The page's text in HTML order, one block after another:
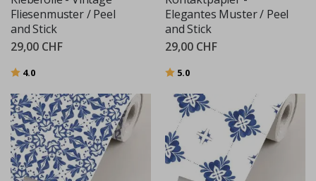
Fliesenmuster / Peel
and Stick
29,00 CHF
Bewertung:
4.0
Elegantes Muster / Peel
and Stick
29,00 CHF
Bewertung:
5.0